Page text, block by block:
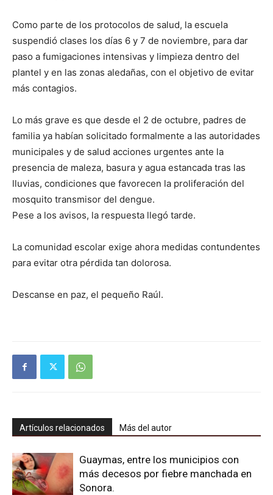
Como parte de los protocolos de salud, la escuela
suspendió clases los días 6 y 7 de noviembre, para dar
paso a fumigaciones intensivas y limpieza dentro del
plantel y en las zonas aledañas, con el objetivo de evitar
más contagios.
Lo más grave es que desde el 2 de octubre, padres de
familia ya habían solicitado formalmente a las autoridades
municipales y de salud acciones urgentes ante la
presencia de maleza, basura y agua estancada tras las
lluvias, condiciones que favorecen la proliferación del
mosquito transmisor del dengue.
Pese a los avisos, la respuesta llegó tarde.
La comunidad escolar exige ahora medidas contundentes
para evitar otra pérdida tan dolorosa.
Descanse en paz, el pequeño Raúl.
Artículos relacionados Más del autor
Guaymas, entre los municipios con
más decesos por fiebre manchada en
Sonora.